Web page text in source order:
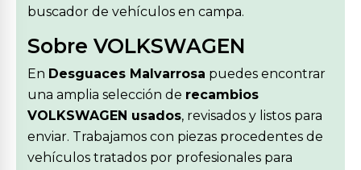
buscador de vehículos en campa.
Sobre VOLKSWAGEN
En Desguaces Malvarrosa puedes encontrar
una amplia selección de recambios
VOLKSWAGEN usados, revisados y listos para
enviar. Trabajamos con piezas procedentes de
vehículos tratados por profesionales para